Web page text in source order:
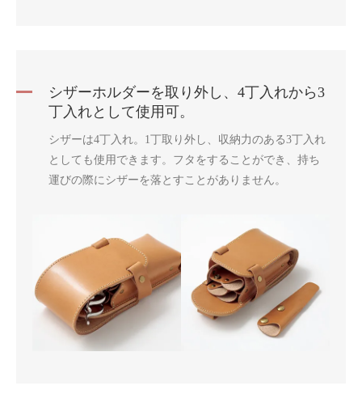
シザーホルダーを取り外し、4丁入れから3
丁入れとして使用可。
シザーは4丁入れ。1丁取り外し、収納力のある3丁入れ
としても使用できます。フタをすることができ、持ち
運びの際にシザーを落とすことがありません。